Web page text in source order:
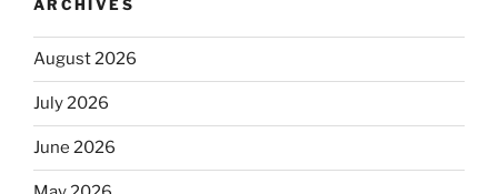
ARCHIVES
August 2026
July 2026
June 2026